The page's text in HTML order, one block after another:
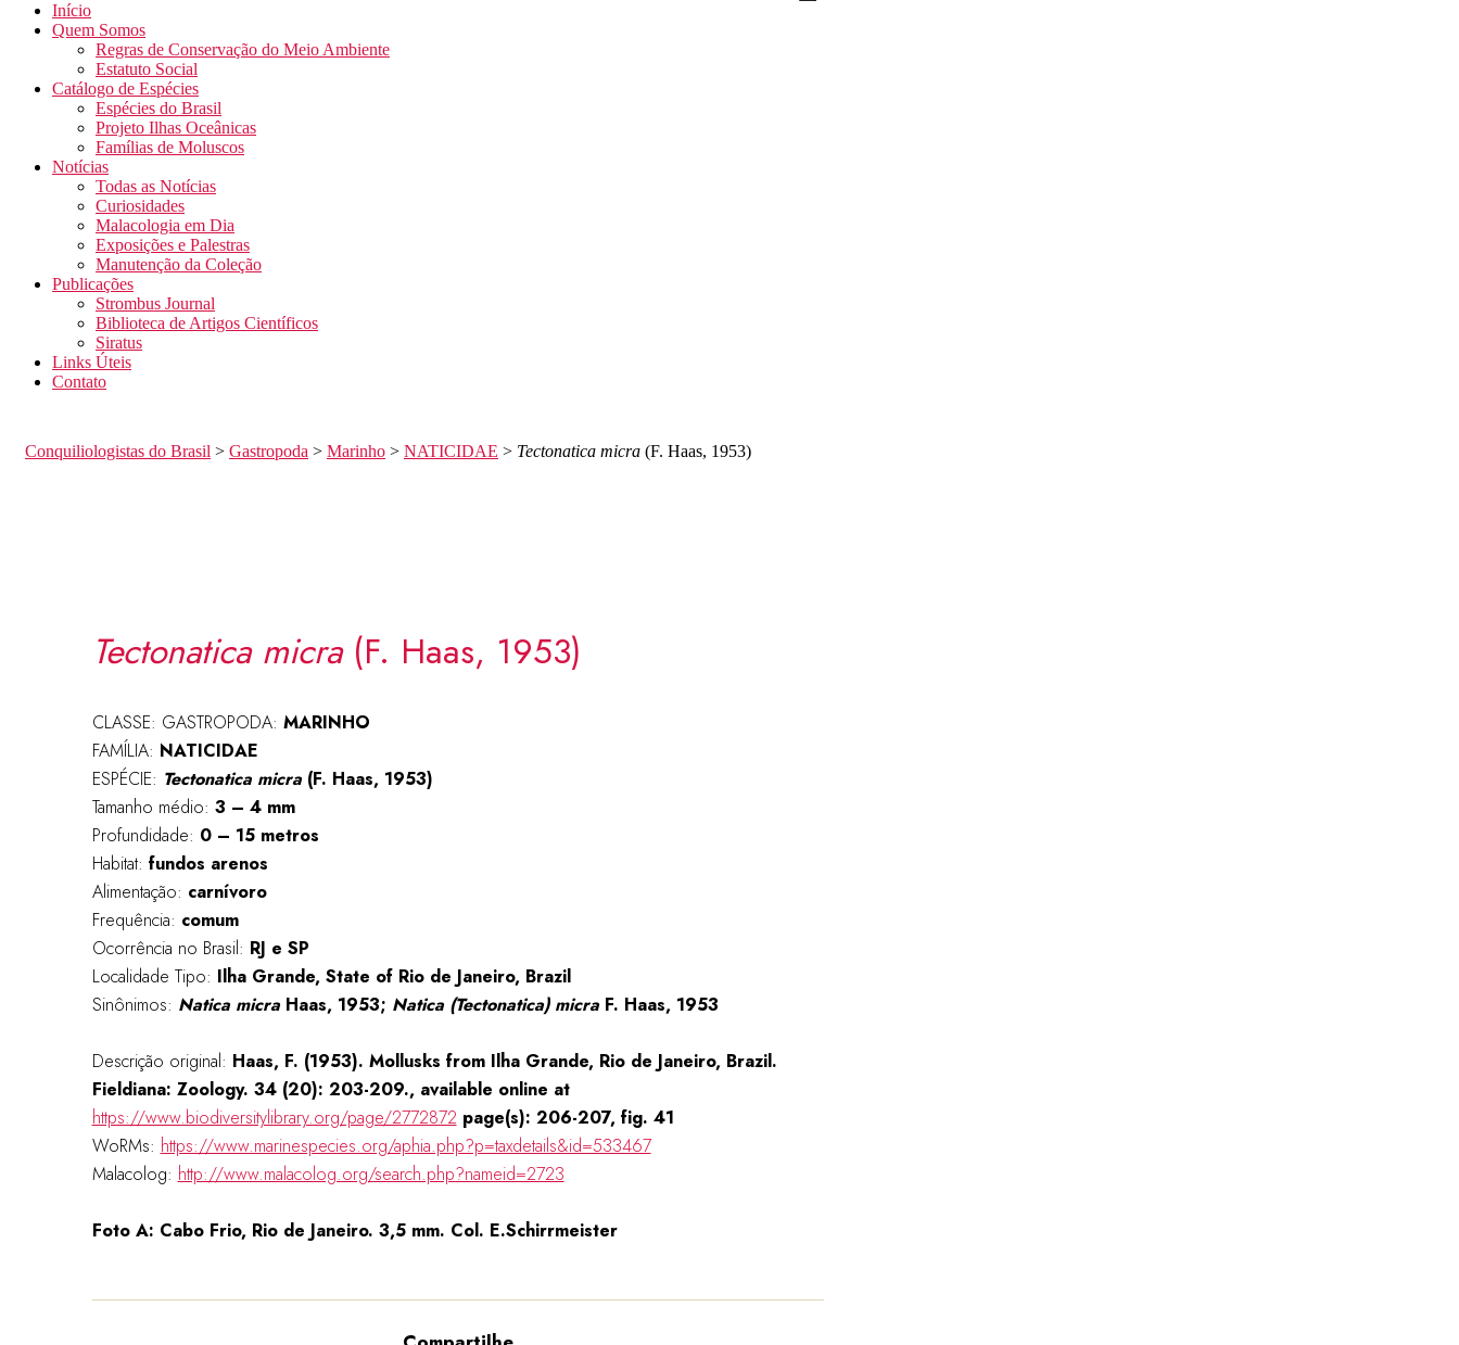
Início
Quem Somos
Regras de Conservação do Meio Ambiente
Estatuto Social
Catálogo de Espécies
Espécies do Brasil
Projeto Ilhas Oceânicas
Famílias de Moluscos
Notícias
Todas as Notícias
Curiosidades
Malacologia em Dia
Exposições e Palestras
Manutenção da Coleção
Publicações
Strombus Journal
Biblioteca de Artigos Científicos
Siratus
Links Úteis
Contato
Conquiliologistas do Brasil > Gastropoda > Marinho > NATICIDAE > Tectonatica micra (F. Haas, 1953)
Tectonatica micra(F. Haas, 1953)
CLASSE: GASTROPODA: MARINHO
FAMÍLIA: NATICIDAE
ESPÉCIE: Tectonatica micra(F. Haas, 1953)
Tamanho médio: 3 – 4 mm
Profundidade: 0 – 15 metros
Habitat: fundos arenos
Alimentação: carnívoro
Frequência: comum
Ocorrência no Brasil: RJ e SP
Localidade Tipo: Ilha Grande, State of Rio de Janeiro, Brazil
Sinônimos: Natica micra Haas, 1953; Natica (Tectonatica) micraF. Haas, 1953
Descrição original: Haas, F. (1953). Mollusks from Ilha Grande, Rio de Janeiro, Brazil.
Fieldiana: Zoology. 34 (20): 203-209., available online at
https://www.biodiversitylibrary.org/page/2772872 page(s): 206-207, fig. 41
WoRMs: https://www.marinespecies.org/aphia.php?p=taxdetails&id=533467
Malacolog: http://www.malacolog.org/search.php?nameid=2723
Foto A: Cabo Frio, Rio de Janeiro. 3,5 mm. Col. E.Schirrmeister